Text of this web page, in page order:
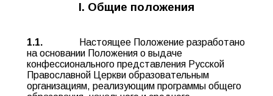
I. Общие положения
1.1.
Настоящее Положение разработано
на основании Положения о выдаче
конфессионального представления Русской
Православной Церкви образовательным
организациям, реализующим программы общего